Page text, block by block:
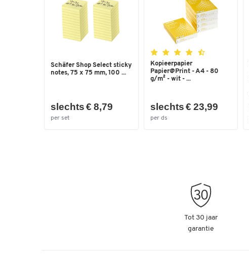
Schäfer Shop Select sticky
notes, 75 x 75 mm, 100 ...
slechts € 8,79
per set
Kopieerpapier
Papier@Print - A4 - 80
g/m² - wit - ...
slechts € 23,99
per ds
Tot 30 jaar
garantie